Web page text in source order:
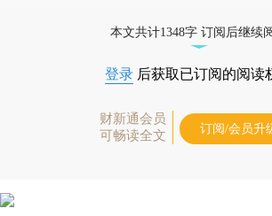
本文共计1348字 订阅后继续
登录 后获取已订阅的阅读
财新通会员
可畅读全文
订阅/会员升